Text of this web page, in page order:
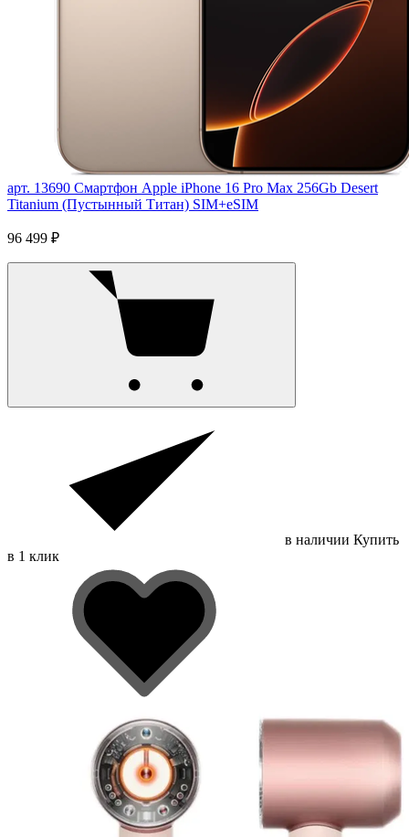
арт. 13690 Смартфон Apple iPhone 16 Pro Max 256Gb Desert
Titanium (Пустынный Титан) SIM+eSIM
96 499 ₽
в наличии Купить
в 1 клик